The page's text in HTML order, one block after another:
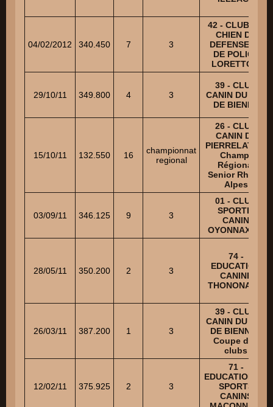
04/02/2012 340.450 7 3
42 - CLUB DU
CHIEN DE
DEFENSE ET
DE POLICE
LORETTOIS
29/10/11 349.800 4 3
39 - CLUB
CANIN DU VAL
DE BIENNE
15/10/11 132.550 16
championnat
regional
26 - CLUB
CANIN DE
PIERRELATTE-
Champ.
Régional
Senior Rhone
Alpes
03/09/11 346.125 9 3
01 - CLUB
SPORTIF
CANIN
OYONNAXIEN
28/05/11 350.200 2 3
74 -
EDUCATION
CANINE
THONONAISE
26/03/11 387.200 1 3
39 - CLUB
CANIN DU VAL
DE BIENNE -
Coupe des
clubs
12/02/11 375.925 2 3
71 -
EDUCATION ET
SPORTS
CANINS